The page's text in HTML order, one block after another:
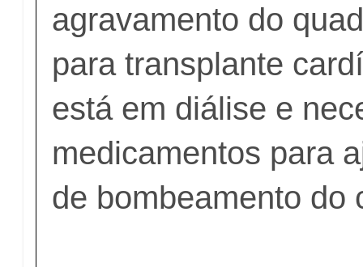
agravamento do
para transplante
está em diálise e
medicamentos para
de bombeamento do